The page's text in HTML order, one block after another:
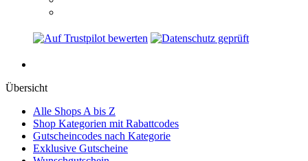
Übersicht
Alle Shops A bis Z
Shop Kategorien mit Rabattcodes
Gutscheincodes nach Kategorie
Exklusive Gutscheine